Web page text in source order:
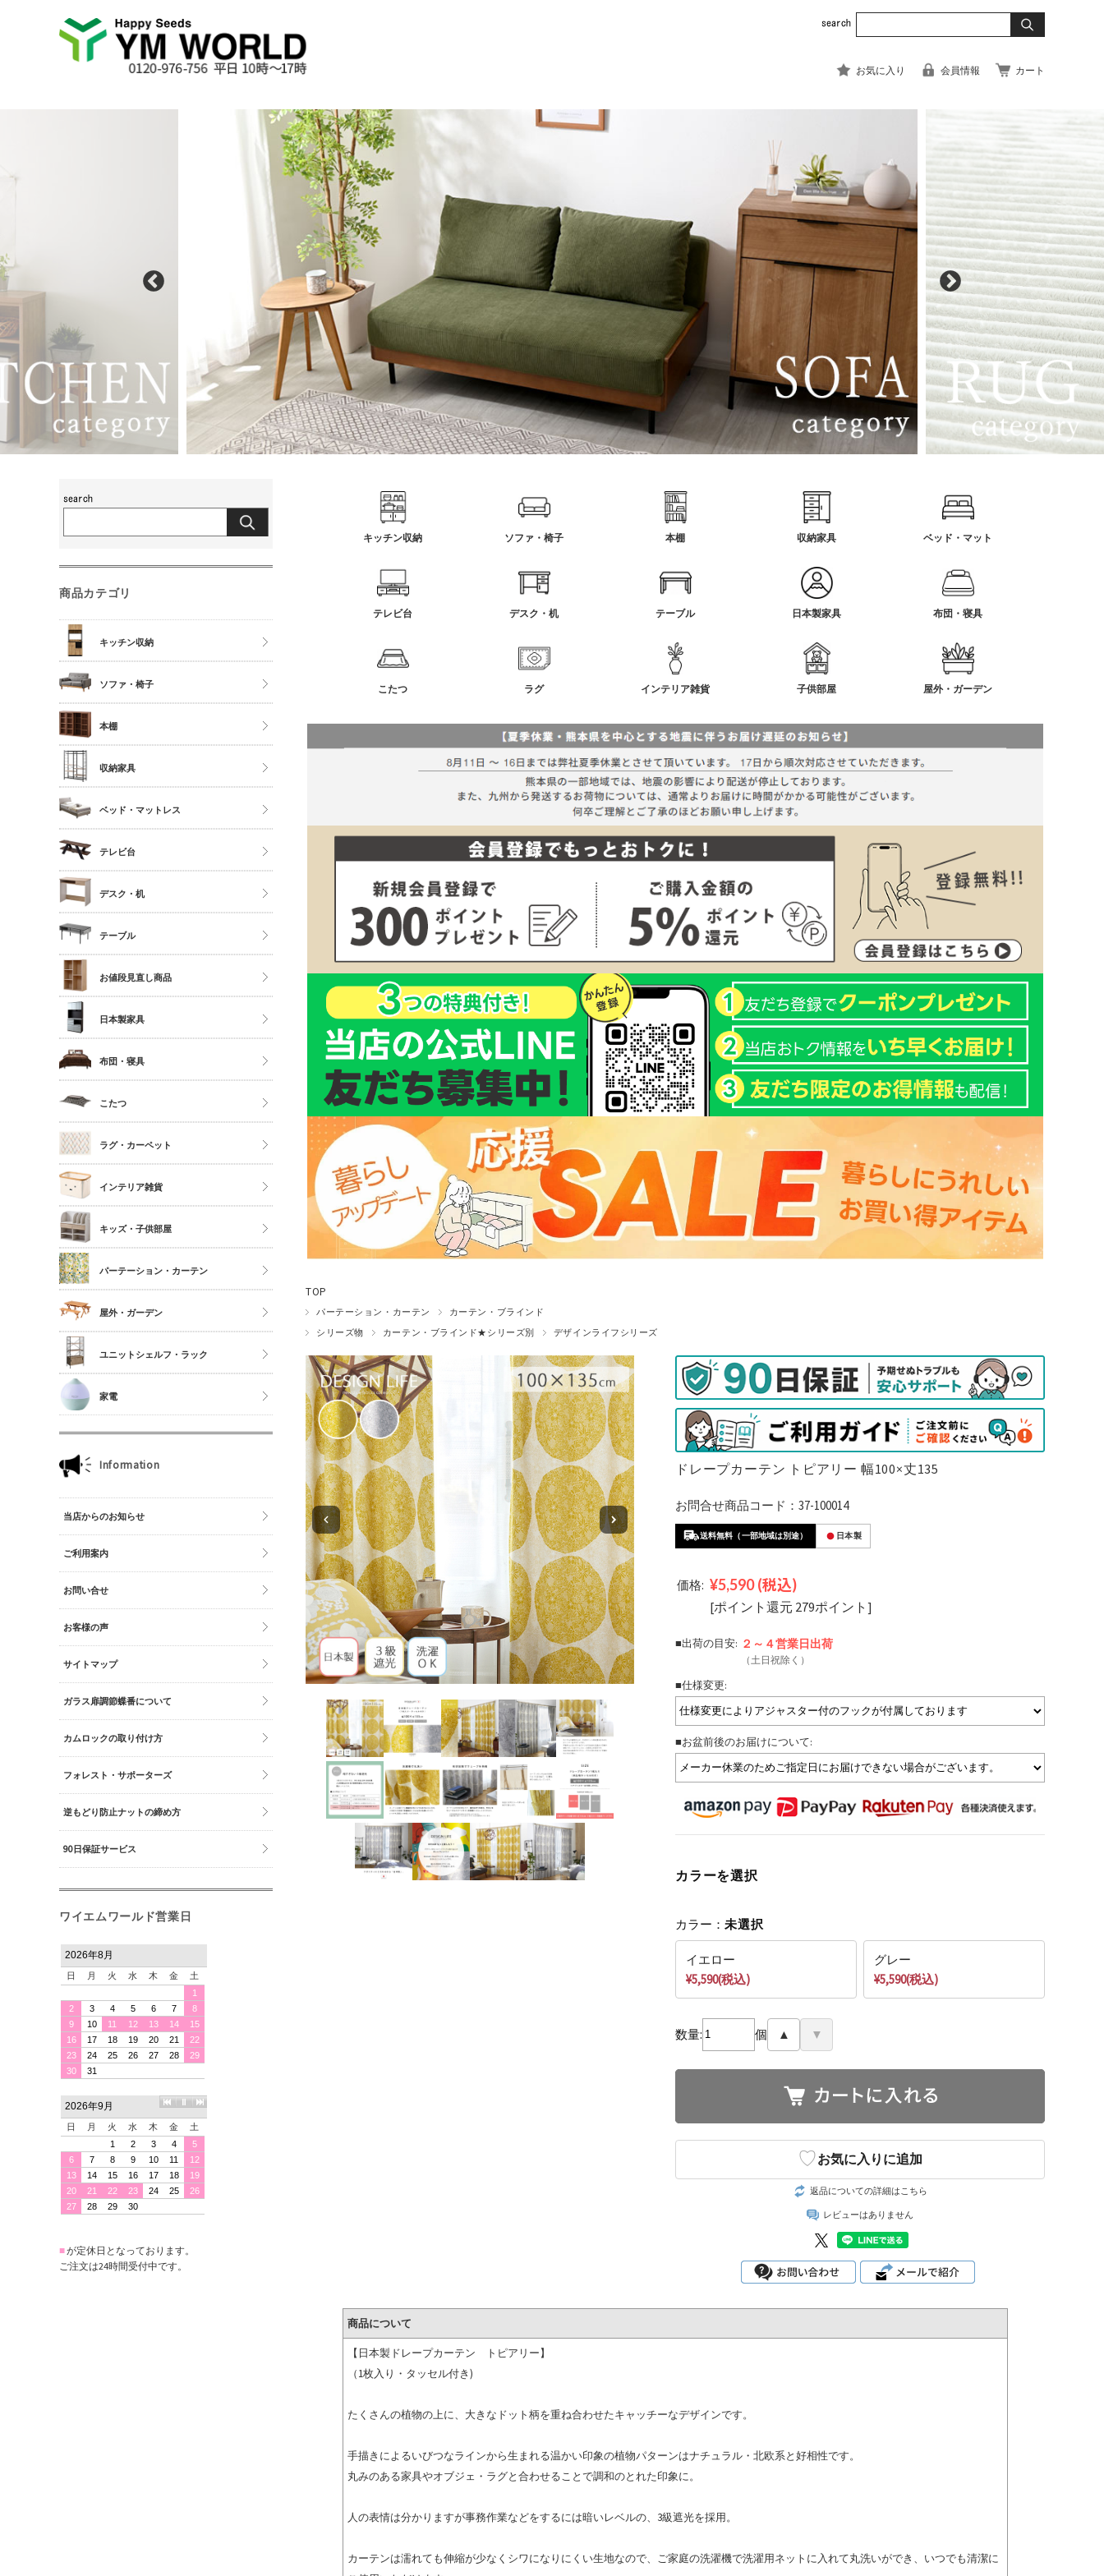
お気に入り 会員情報 カート
キッチン収納 ソファ・椅子 本棚 収納家具 ベッド・マット
テレビ台 デスク・机 テーブル 日本製家具 布団・寝具
こたつ ラグ インテリア雑貨 子供部屋 屋外・ガーデン
TOP
パーテーション・カーテン
カーテン・ブラインド
シリーズ物
カーテン・ブラインド★シリーズ別 デザインライフシリーズ
ドレープカーテン トピアリー 幅100×丈135
お問合せ商品コード：37-100014
送料無料（一部地域は別途） 日本製
価格: ¥5,590 (税込)
[ポイント還元 279ポイント]
■出荷の目安: ２～４営業日出荷
（土日祝除く）
■仕様変更:
■お盆前後のお届けについて:
カラーを選択
カラー： 未選択
イエロー
¥5,590(税込)
グレー
¥5,590(税込)
数量: 個 ▲ ▼
♡お気に入りに追加
返品についての詳細はこちら
レビューはありません
商品について
【日本製ドレープカーテン トピアリー】
（1枚入り・タッセル付き)
たくさんの植物の上に、大きなドット柄を重ね合わせたキャッチーなデザインです。
手描きによるいびつなラインから生まれる温かい印象の植物パターンはナチュラル・北欧系と好相性です。
丸みのある家具やオブジェ・ラグと合わせることで調和のとれた印象に。
人の表情は分かりますが事務作業などをするには暗いレベルの、3級遮光を採用。
カーテンは濡れても伸縮が少なくシワになりにくい生地なので、ご家庭の洗濯機で洗濯用ネットに入れて丸洗いができ、いつでも清潔に
商品カテゴリ
キッチン収納
食器棚
レンジ台
キッチンカウンター
ストッカー
ソファ・椅子
チェア
ソファ
座椅子
本棚
ミドルタイプ
ディスプレイラック
収納家具
タンス・チェスト
サニタリー
多目的収納
ベッド・マットレス
マットレス単品
シングル
セミダブル
テレビ台
ロータイプ
伸縮・変形・コーナー
デスク・机
デスク
サイドチェスト
テーブル
センターテーブル
サイドテーブル
お値段見直し商品
日本製家具
布団・寝具
シングル
セミダブル
ダブル以上
夏物布団
冬物布団
枕・抱き枕
マットレス単品
こたつ
こたつ
こたつ布団
ラグ・カーペット
正方形
長方形
円形
キッチンマット
玄関マット
インテリア雑貨
アクセサリーケース
照明・ライト
コスメボックス
収納雑貨
玄関雑貨
キッチン雑貨
ミラー・ドレッサー
本立て・マガジンラック
時計
バッグ
財布
キッズ・子供部屋
パーテーション・カーテン
カーテン・ブラインド
屋外・ガーデン
ユニットシェルフ・ラック
ユニットシェルフWiLLシリーズ
ジュリオシリーズ
家電
Information
当店からのお知らせ
ご利用案内
お問い合せ
お客様の声
サイトマップ
ガラス扉調節蝶番について
カムロックの取り付け方
フォレスト・サポーターズ
逆もどり防止ナットの締め方
90日保証サービス
ワイエムワールド営業日
■が定休日となっております。
ご注文は24時間受付中です。